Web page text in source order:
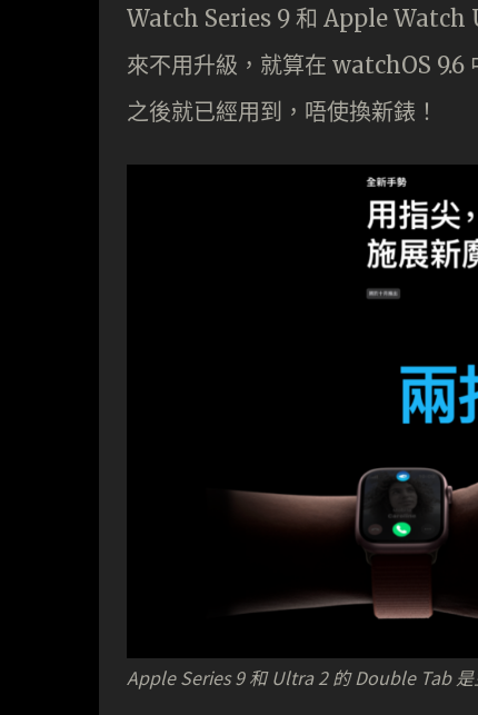
Watch Series 9 和 Apple Watch
來不用升級，就算在 watchOS
之後就已經用到，唔使換新錶！
Apple Series 9 和 Ultra 2 的 Double Tab 是